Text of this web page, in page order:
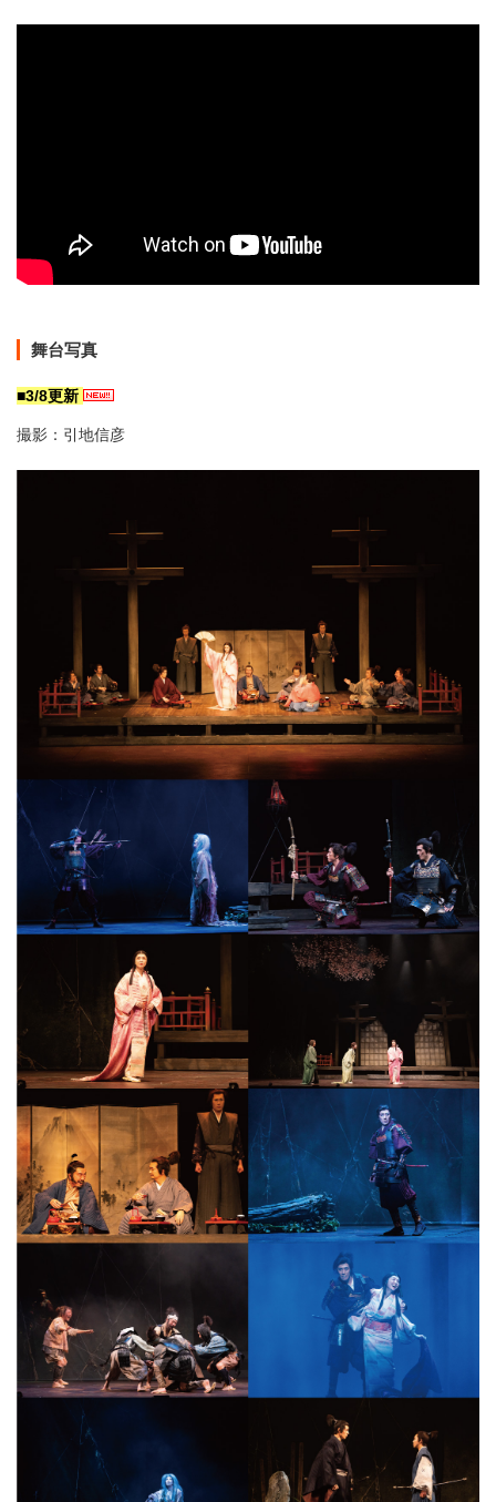
舞台写真
■3/8更新
撮影：引地信彦